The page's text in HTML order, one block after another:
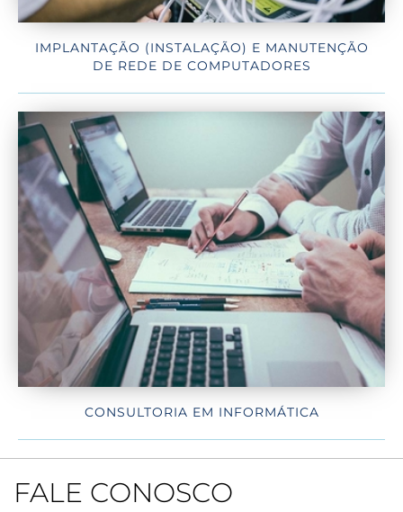
IMPLANTAÇÃO (INSTALAÇÃO) E MANUTENÇÃO
DE REDE DE COMPUTADORES
CONSULTORIA EM INFORMÁTICA
FALE CONOSCO